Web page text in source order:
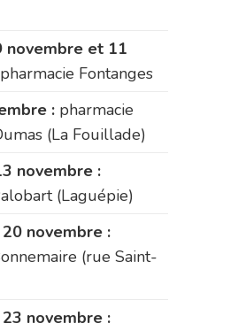
novembre et 11
pharmacie Fontanges
: pharmacie
(La Fouillade)
novembre :
(Laguépie)
novembre :
(rue Saint-
novembre :